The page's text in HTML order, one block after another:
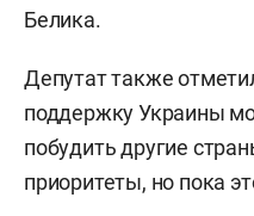
Белика.
Депутат также
поддержку Украины
побудить другие
приоритеты, но пока